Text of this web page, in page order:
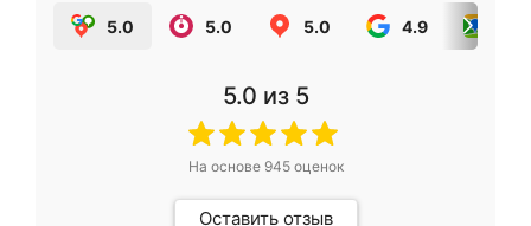
5.0 5.0 5.0 4.9
5.0 из 5
На основе 945оценок
Оставить отзыв